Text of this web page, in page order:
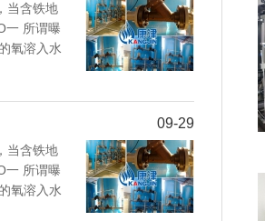
当含铁地
一 所谓曝
氧溶入水
09-29
当含铁地
一 所谓曝
氧溶入水